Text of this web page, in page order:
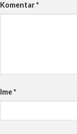
Komentar*
Ime*